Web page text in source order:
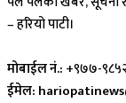
– हरियो पाटी।
मोबाईल नं.: +९७७-
ईमेल: